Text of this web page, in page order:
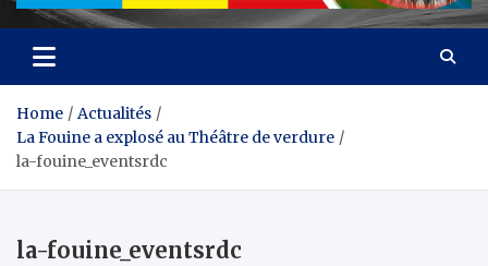
Home
Actualités
La Fouine a explosé au Théâtre de verdure
la-fouine_eventsrdc
la-fouine_eventsrdc